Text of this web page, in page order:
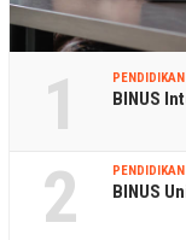
1 PENDIDIKAN
BINUS
2 PENDIDIKAN
BINUS